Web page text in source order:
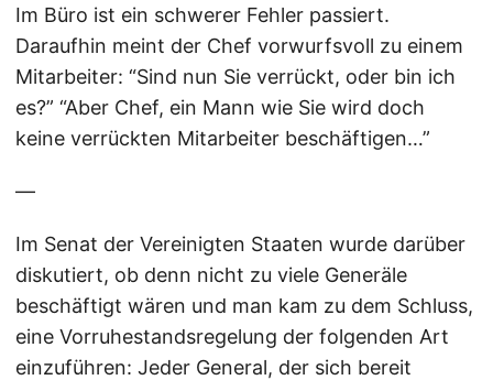
Im Büro ist ein schwerer Fehler passiert.
Daraufhin meint der Chef vorwurfsvoll zu einem
Mitarbeiter: “Sind nun Sie verrückt, oder bin ich
es?” “Aber Chef, ein Mann wie Sie wird doch
keine verrückten Mitarbeiter beschäftigen…”
—
Im Senat der Vereinigten Staaten wurde darüber
diskutiert, ob denn nicht zu viele Generäle
beschäftigt wären und man kam zu dem Schluss,
eine Vorruhestandsregelung der folgenden Art
einzuführen: Jeder General, der sich bereit